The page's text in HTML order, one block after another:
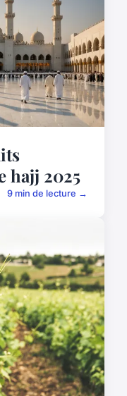
hajj 2025
9 min de lecture →